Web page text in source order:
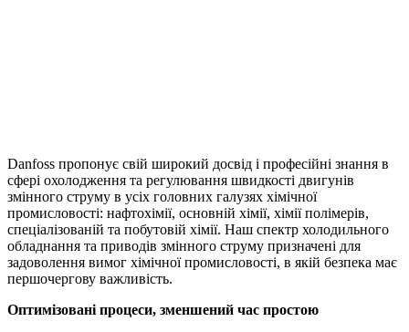
Danfoss пропонує свій широкий досвід і професійні знання в
сфері охолодження та регулювання швидкості двигунів
змінного струму в усіх головних галузях хімічної
промисловості: нафтохімії, основній хімії, хімії полімерів,
спеціалізованій та побутовій хімії. Наш спектр холодильного
обладнання та приводів змінного струму призначені для
задоволення вимог хімічної промисловості, в якій безпека має
першочергову важливість.
Оптимізовані процеси, зменшений час простою